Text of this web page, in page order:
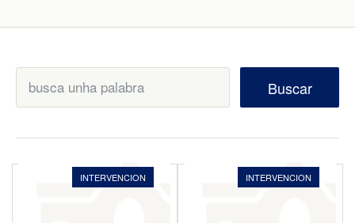
Buscar
INTERVENCION INTERVENCION